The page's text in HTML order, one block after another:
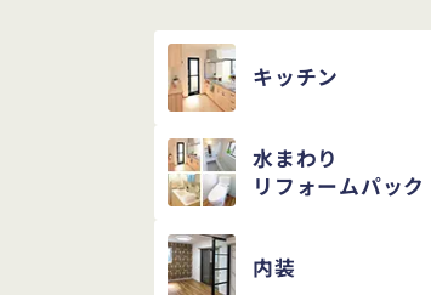
キッチン
水まわり
リフォームパック
内装